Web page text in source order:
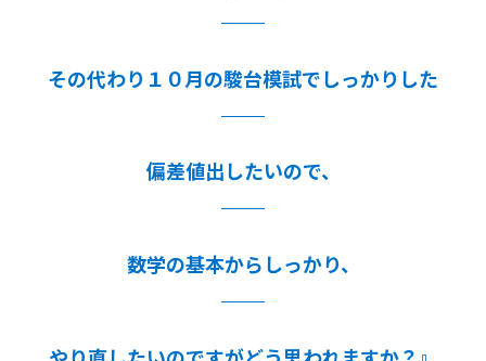
その代わり１０月の駿台模試でしっかりした
偏差値出したいので、
数学の基本からしっかり、